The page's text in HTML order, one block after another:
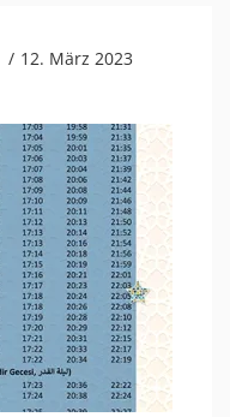
12. März 2023